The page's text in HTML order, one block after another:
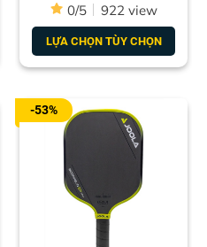
0/5 922 view
LỰA CHỌN TÙY CHỌN
-53%